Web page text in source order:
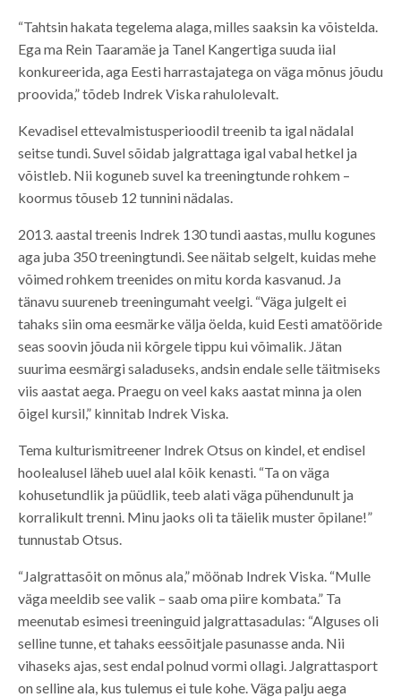
“Tahtsin hakata tegelema alaga, milles saaksin ka võistelda.
Ega ma Rein Taaramäe ja Tanel Kangertiga suuda iial
konkureerida, aga Eesti harrastajatega on väga mõnus jõudu
proovida,” tõdeb Indrek Viska rahulolevalt.
Kevadisel ettevalmistusperioodil treenib ta igal nädalal
seitse tundi. Suvel sõidab jalgrattaga igal vabal hetkel ja
võistleb. Nii koguneb suvel ka treeningtunde rohkem –
koormus tõuseb 12 tunnini nädalas.
2013. aastal treenis Indrek 130 tundi aastas, mullu kogunes
aga juba 350 treeningtundi. See näitab selgelt, kuidas mehe
võimed rohkem treenides on mitu korda kasvanud. Ja
tänavu suureneb treeningumaht veelgi. “Väga julgelt ei
tahaks siin oma eesmärke välja öelda, kuid Eesti amatööride
seas soovin jõuda nii kõrgele tippu kui võimalik. Jätan
suurima eesmärgi saladuseks, andsin endale selle täitmiseks
viis aastat aega. Praegu on veel kaks aastat minna ja olen
õigel kursil,” kinnitab Indrek Viska.
Tema kulturismitreener Indrek Otsus on kindel, et endisel
hoolealusel läheb uuel alal kõik kenasti. “Ta on väga
kohusetundlik ja püüdlik, teeb alati väga pühendunult ja
korralikult trenni. Minu jaoks oli ta täielik muster õpilane!”
tunnustab Otsus.
“Jalgrattasõit on mõnus ala,” möönab Indrek Viska. “Mulle
väga meeldib see valik – saab oma piire kombata.” Ta
meenutab esimesi treeninguid jalgrattasadulas: “Alguses oli
selline tunne, et tahaks eessõitjale pasunasse anda. Nii
vihaseks ajas, sest endal polnud vormi ollagi. Jalgrattasport
on selline ala, kus tulemus ei tule kohe. Väga palju aega